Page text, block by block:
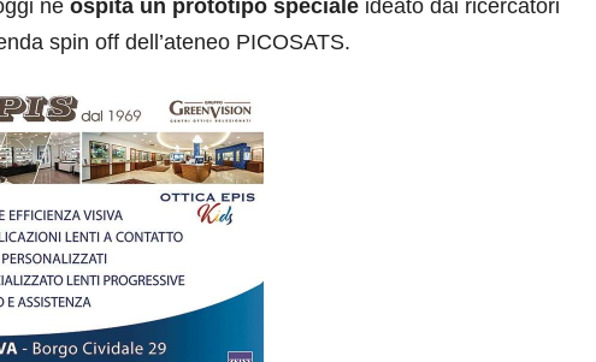
ne ospita un prototipo speciale ideato dai ricercatori
spin off dell’ateneo PICOSATS.